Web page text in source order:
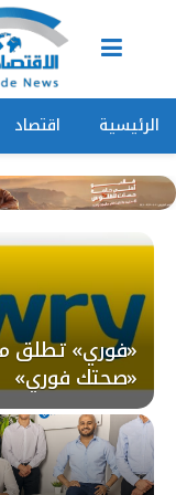
الرئيسية اقتصاد
«فوري» تطلق
«صحتك فوري»